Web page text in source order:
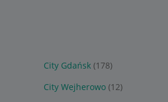
City Gdańsk (178)
City Wejherowo (12)